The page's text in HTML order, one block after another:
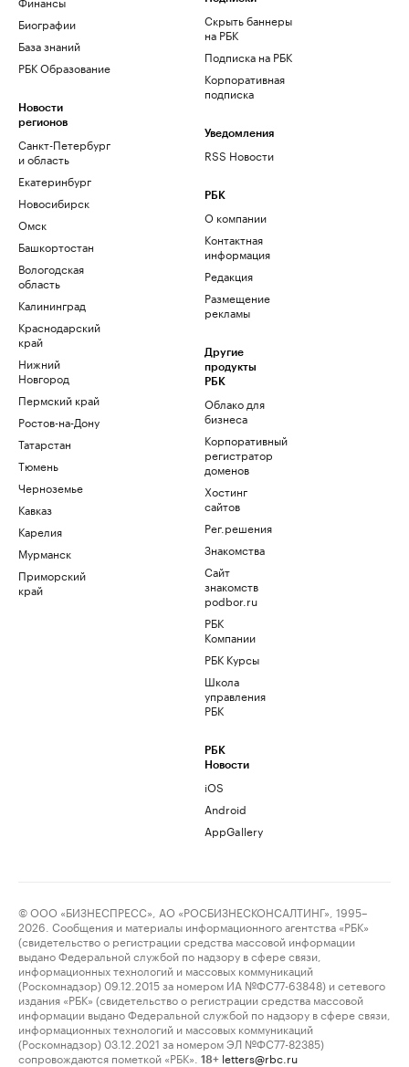
Биографии
База знаний
РБК Образование
Новости
регионов
Санкт-Петербург
и область
Екатеринбург
Новосибирск
Омск
Башкортостан
Вологодская
область
Калининград
Краснодарский
край
Нижний
Новгород
Пермский край
Ростов-на-Дону
Татарстан
Тюмень
Черноземье
Кавказ
Карелия
Мурманск
Приморский
край
Скрыть баннеры
на РБК
Подписка на РБК
Корпоративная
подписка
Уведомления
RSS Новости
РБК
О компании
Контактная
информация
Редакция
Размещение
рекламы
Другие
продукты
РБК
Облако для
бизнеса
Корпоративный
регистратор
доменов
Хостинг
сайтов
Рег.решения
Знакомства
Сайт
знакомств
podbor.ru
РБК
Компании
РБК Курсы
Школа
управления
РБК
РБК
Новости
iOS
Android
AppGallery
© ООО «БИЗНЕСПРЕСС», АО «РОСБИЗНЕСКОНСАЛТИНГ», 1995–
2026. Сообщения и материалы информационного агентства «РБК»
(свидетельство о регистрации средства массовой информации
выдано Федеральной службой по надзору в сфере связи,
информационных технологий и массовых коммуникаций
(Роскомнадзор) 09.12.2015 за номером ИА №ФС77-63848) и сетевого
издания «РБК» (свидетельство о регистрации средства массовой
информации выдано Федеральной службой по надзору в сфере связи,
информационных технологий и массовых коммуникаций
(Роскомнадзор) 03.12.2021 за номером ЭЛ №ФС77-82385)
сопровождаются пометкой «РБК».
18+ letters@rbc.ru